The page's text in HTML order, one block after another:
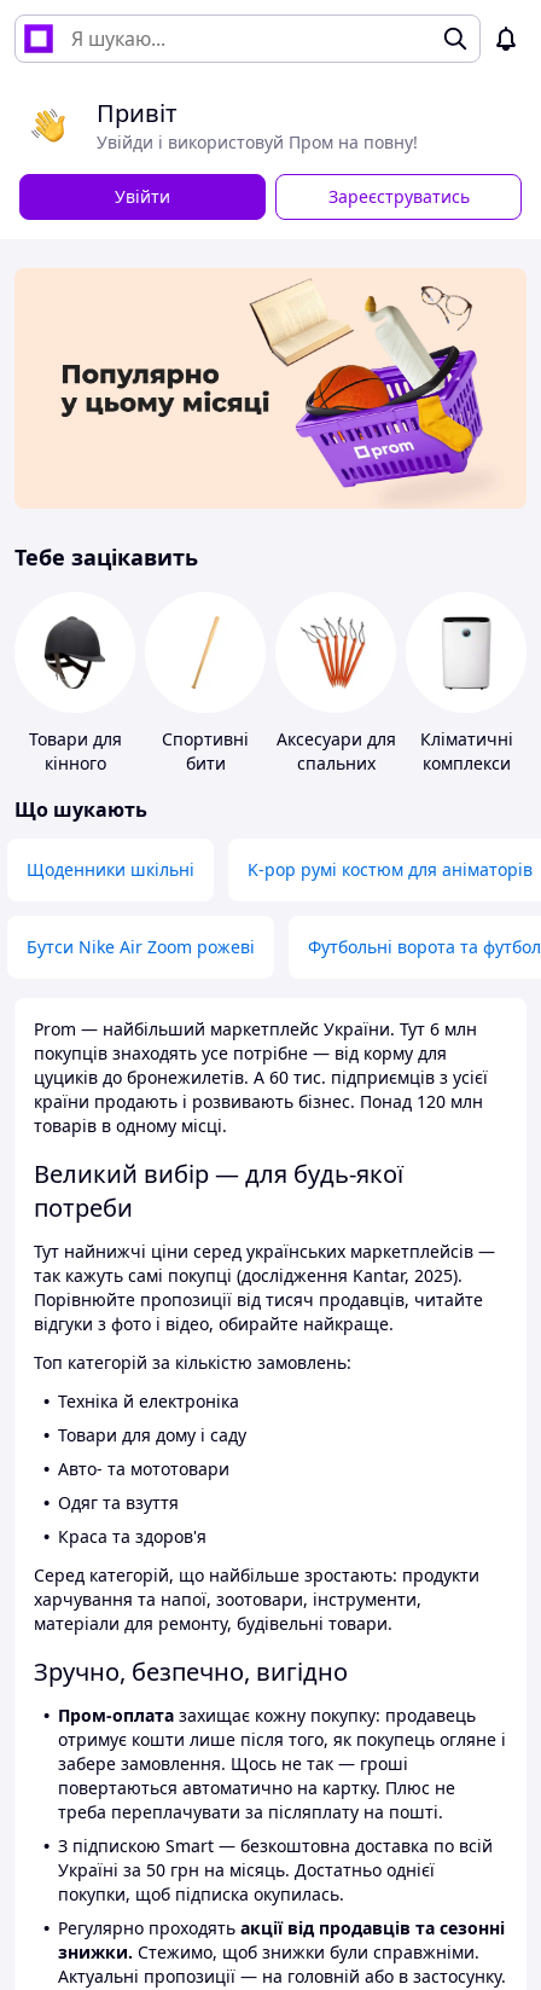
Привіт
Увійди і використовуй Пром на повну!
Увійти Зареєструватись
Тебе зацікавить
Товари для
кінного
Спортивні
бити
Аксесуари для
спальних
Кліматичні
комплекси
Що шукають
Щоденники шкільні K-pop румі костюм для аніматорів
Бутси Nike Air Zoom рожеві Футбольні ворота та
Prom — найбільший маркетплейс України. Тут 6 млн
покупців знаходять усе потрібне — від корму для
цуциків до бронежилетів. А 60 тис. підприємців з усієї
країни продають і розвивають бізнес. Понад 120 млн
товарів в одному місці.
Великий вибір — для будь-якої
потреби
Тут найнижчі ціни серед українських маркетплейсів —
так кажуть самі покупці (дослідження Kantar, 2025).
Порівнюйте пропозиції від тисяч продавців, читайте
відгуки з фото і відео, обирайте найкраще.
Топ категорій за кількістю замовлень:
Техніка й електроніка
Товари для дому і саду
Авто- та мототовари
Одяг та взуття
Краса та здоров'я
Серед категорій, що найбільше зростають: продукти
харчування та напої, зоотовари, інструменти,
матеріали для ремонту, будівельні товари.
Зручно, безпечно, вигідно
Пром-оплата захищає кожну покупку: продавець
отримує кошти лише після того, як покупець огляне і
забере замовлення. Щось не так — гроші
повертаються автоматично на картку. Плюс не
треба переплачувати за післяплату на пошті.
З підпискою Smart — безкоштовна доставка по всій
Україні за 50 грн на місяць. Достатньо однієї
покупки, щоб підписка окупилась.
Регулярно проходять акції від продавців та сезонні
знижки. Стежимо, щоб знижки були справжніми.
Актуальні пропозиції — на головній або в застосунку.